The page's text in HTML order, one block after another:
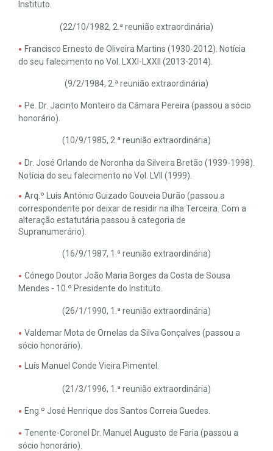
Instituto.
(22/10/1982, 2.ª reunião extraordinária)
Francisco Ernesto de Oliveira Martins (1930-2012). Notícia
do seu falecimento no Vol. LXXI-LXXII (2013-2014).
(9/2/1984, 2.ª reunião extraordinária)
Pe. Dr. Jacinto Monteiro da Câmara Pereira (passou a sócio
honorário).
(10/9/1985, 2.ª reunião extraordinária)
Dr. José Orlando de Noronha da Silveira Bretão (1939-1998).
Notícia do seu falecimento no Vol. LVII (1999).
Arq.º Luís António Guizado Gouveia Durão (passou a
correspondente por deixar de residir na ilha Terceira. Com a
alteração estatutária passou à categoria de
Supranumerário).
(16/9/1987, 1.ª reunião extraordinária)
Cónego Doutor João Maria Borges da Costa de Sousa
Mendes - 10.º Presidente do Instituto.
(26/1/1990, 1.ª reunião extraordinária)
Valdemar Mota de Ornelas da Silva Gonçalves (passou a
sócio honorário).
Luís Manuel Conde Vieira Pimentel.
(21/3/1996, 1.ª reunião extraordinária)
Eng.º José Henrique dos Santos Correia Guedes.
Tenente-Coronel Dr. Manuel Augusto de Faria (passou a
sócio honorário).